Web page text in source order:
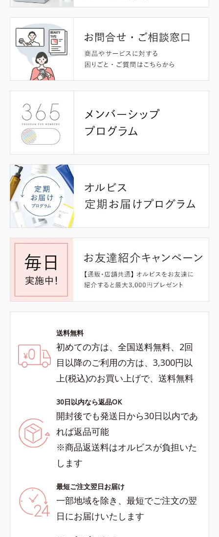
送料無料
初めての方は、全国送料無料、2回
目以降のご利用の方は、3,300円以
上(税込)のお買い上げで、送料無料
30日以内なら返品OK
開封後でも発送日から30日以内であ
れば返品可能
※商品返送料はオルビスが負担いた
します
最短ご注文翌日お届け
一部地域を除き、最短でご注文の翌
日にお届けいたします